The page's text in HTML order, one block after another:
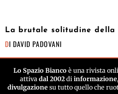
La brutale solitudine della
DI DAVID PADOVANI
Lo Spazio Biancoè una rivista
attiva dal 2002 di informazione,
divulgazione su tutto quello che